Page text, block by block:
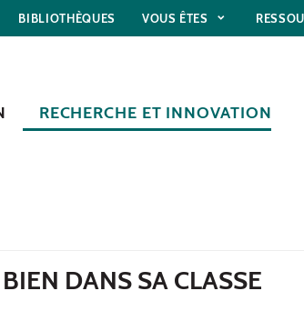
BIBLIOTHÈQUES VOUS ÊTES
RECHERCHE ET INNOVATION
DANS SA CLASSE